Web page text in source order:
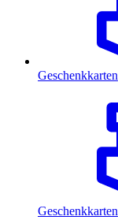
Geschenkkarten
Geschenkkarten